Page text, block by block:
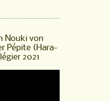
Nouki von
Pépite (Hara-
2021